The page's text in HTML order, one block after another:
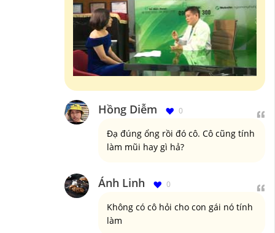
Hồng Diễm 0
Đạ đúng ổng rồi đó cô. Cô cũng tính
làm mũi hay gì hả?
Ánh Linh 0
Không có cô hỏi cho con gái nó tính
làm